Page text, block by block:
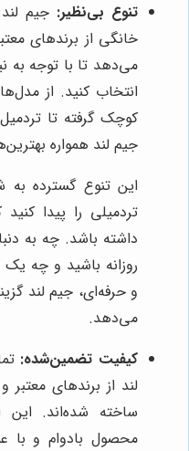
تنوع بی‌نظیر: جیم
خانگی از برندهای
می‌دهد تا با توجه به
انتخاب کنید. از
کوچک گرفته تا
جیم لند همواره
این تنوع گسترده به
تردمیلی را پیدا
داشته باشد. چه به
روزانه باشید و چه
و حرفه‌ای، جیم لند
می‌دهد.
کیفیت تضمین‌شده:
لند از برندهای معتبر
ساخته شده‌اند.
محصول بادوام و با